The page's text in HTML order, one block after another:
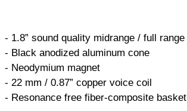
- 1.8” sound quality midrange / full range
- Black anodized aluminum cone
- Neodymium magnet
- 22 mm / 0.87” copper voice coil
- Resonance free fiber-composite basket